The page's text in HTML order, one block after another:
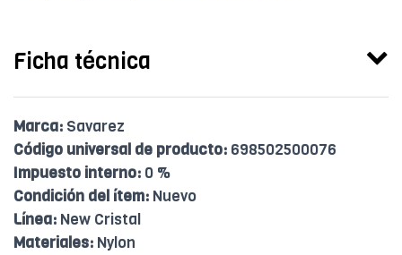
Ficha técnica
Marca: Savarez
Código universal de producto: 698502500076
Impuesto interno: 0 %
Condición del ítem: Nuevo
Línea: New Cristal
Materiales: Nylon